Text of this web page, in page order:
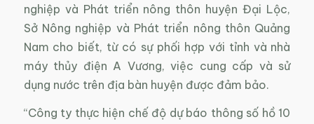
nghiệp và Phát triển nông thôn huyện Đại Lộc,
Sở Nông nghiệp và Phát triển nông thôn Quảng
Nam cho biết, từ có sự phối hợp với tỉnh và nhà
máy thủy điện A Vương, việc cung cấp và sử
dụng nước trên địa bàn huyện được đảm bảo.
“Công ty thực hiện chế độ dự báo thông số hồ 10